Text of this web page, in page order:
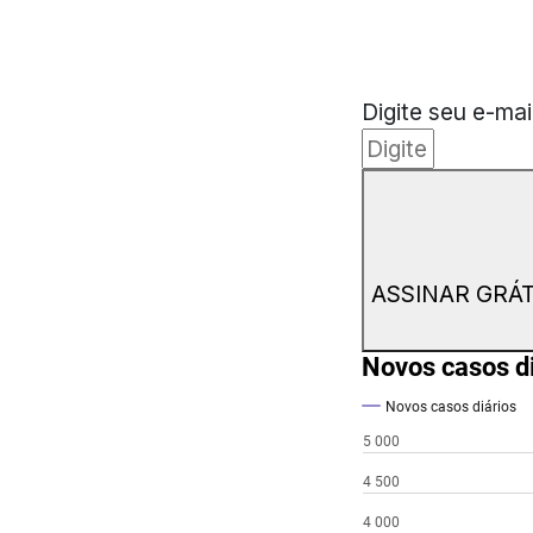
Digite seu e-
ASSINAR